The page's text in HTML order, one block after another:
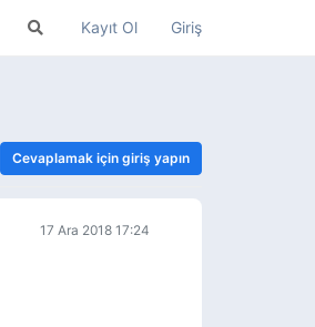
Kayıt Ol Giriş
Cevaplamak için giriş yapın
17 Ara 2018 17:24